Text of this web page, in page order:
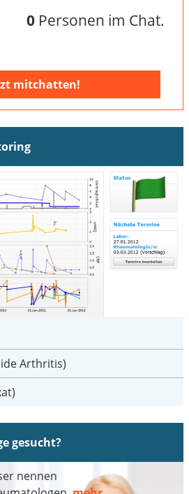
0Personen im Chat.
mitchatten!
Arthritis)
gesucht?
nennen